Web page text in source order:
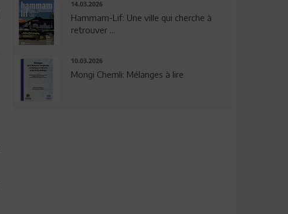
14.03.2026
Hammam-Lif: Une ville qui cherche à
retrouver ...
10.03.2026
Mongi Chemli: Mélanges à lire